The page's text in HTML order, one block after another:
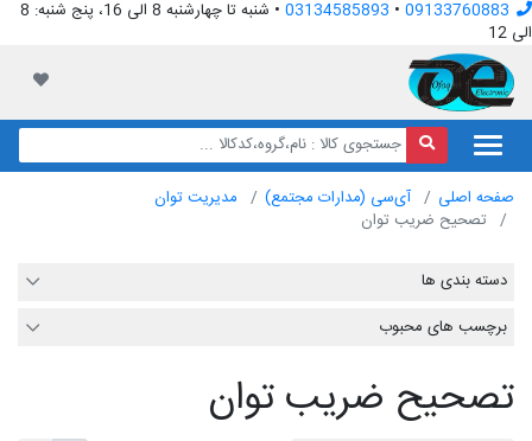
09133760883
•
03134585893
• شنبه تا چهارشنبه 8 الی 16، پنج شنبه: 8
الی 12
لیست
صفحه اصلی آی‌سی (مدارات مجتمع)
مدیریت توان
تصحیح ضریب توان
دسته بندی ها
برچسب های محبوب
تصحیح ضریب توان